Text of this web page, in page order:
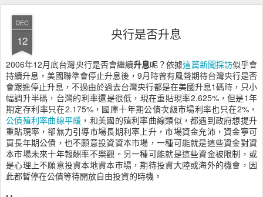
DEC
12 央行是否升息
2006年12月底台灣央行是否會繼續升息呢？依據這篇新聞採訪似乎會
持續升息，美國聯準會停止升息後，9月時曾有風聲期待台灣央行是否
會跟進停止升息，不過由於過去台灣央行都是在美國升息1碼時，只小
幅調升半碼，台灣的利率還是很低，現在重貼現率2.625%，但是1年
期定存利率只在2.175%，國庫十年期公債次級市場利率也只在2%，
公債殖利率曲線平緩 ，和美國的殖利率曲線類似，都遇到政府想提升
重貼現率，卻無力引導市場長期利率上升，市場資金充沛，資金寧可
買長年期公債，也不願意投資資本市場，一種可能就是這些資金對資
本市場未來十年報酬率不樂觀。另一種可能就是這些資金被限制，或
是心理上不願意投資本地資本市場，期待投資大陸或海外的機會，因
此都暫停在公債等待開放自由投資的時機。